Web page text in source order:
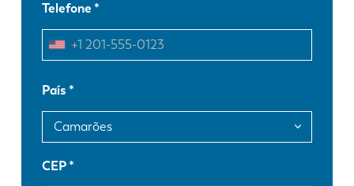
Telefone
País
CEP
EN NL
FR EN-US
DE